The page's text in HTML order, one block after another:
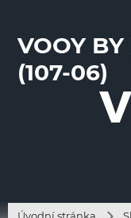
VOOY
(107-06)